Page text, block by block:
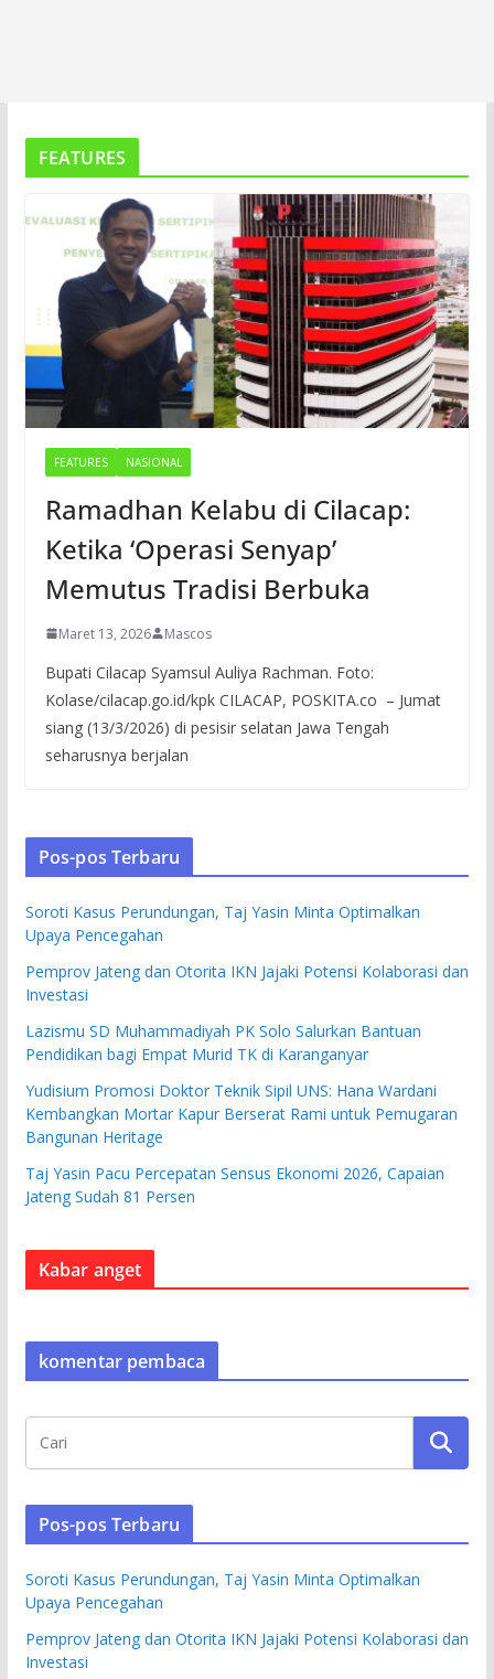
FEATURES
FEATURES NASIONAL
Ramadhan Kelabu di Cilacap:
Ketika ‘Operasi Senyap’
Memutus Tradisi Berbuka
Maret 13, 2026 Mascos
Bupati Cilacap Syamsul Auliya Rachman. Foto:
Kolase/cilacap.go.id/kpk CILACAP, POSKITA.co – Jumat
siang (13/3/2026) di pesisir selatan Jawa Tengah
seharusnya berjalan
Pos-pos Terbaru
Soroti Kasus Perundungan, Taj Yasin Minta Optimalkan
Upaya Pencegahan
Pemprov Jateng dan Otorita IKN Jajaki Potensi Kolaborasi dan
Investasi
Lazismu SD Muhammadiyah PK Solo Salurkan Bantuan
Pendidikan bagi Empat Murid TK di Karanganyar
Yudisium Promosi Doktor Teknik Sipil UNS: Hana Wardani
Kembangkan Mortar Kapur Berserat Rami untuk Pemugaran
Bangunan Heritage
Taj Yasin Pacu Percepatan Sensus Ekonomi 2026, Capaian
Jateng Sudah 81 Persen
Kabar anget
komentar pembaca
Pos-pos Terbaru
Soroti Kasus Perundungan, Taj Yasin Minta Optimalkan
Upaya Pencegahan
Pemprov Jateng dan Otorita IKN Jajaki Potensi Kolaborasi dan
Investasi